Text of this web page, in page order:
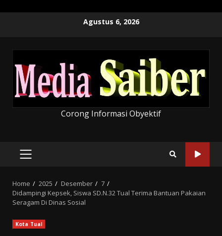
Agustus 6, 2026
Corong Informasi Obyektif
PRIMARY
Home 2025 Desember
7
Didampingi Kepsek, Siswa SD.N.32 Tual Terima Bantuan Pakaian
Seragam Di Dinas Sosial
Kota Tual